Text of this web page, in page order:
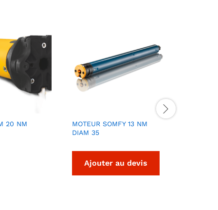
20 NM
MOTEUR SOMFY 13 NM
DIAM 35